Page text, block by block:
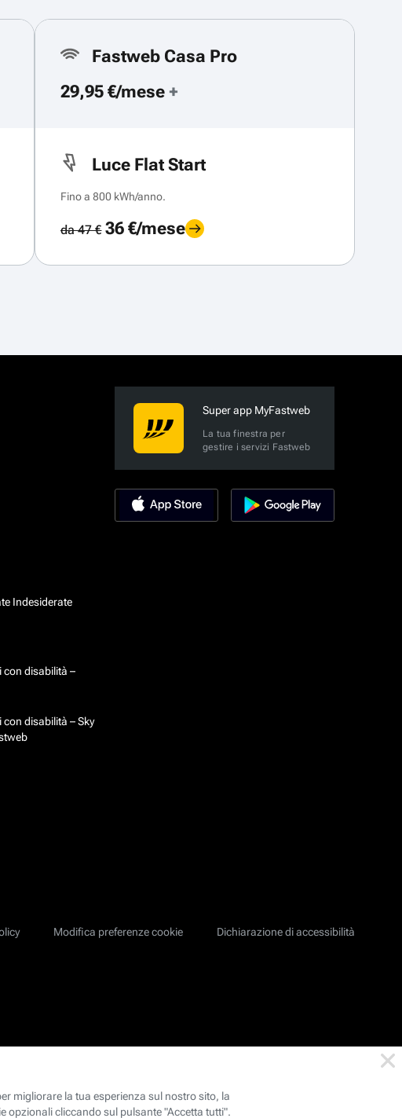
Fastweb Casa Pro
29,95 €/mese +
Luce Flat Start
Fino a 800 kWh/anno.
da 47 €36 €/mese
Indesiderate
con disabilità –
disabilità – Sky
Super app MyFastweb
La tua finestra per
gestire i servizi Fastweb
Modifica preferenze cookie Dichiarazione di accessibilità